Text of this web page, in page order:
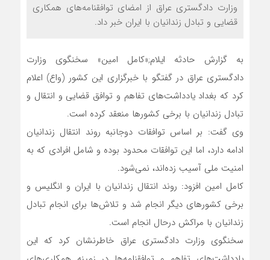
وزارت دادگستری عراق از امضای توافقنامه‌های همکاری
قضایی و تبادل زندانیان با ایران خبر داد.
به گزارش حادثه ایلام;«کامل امین» سخنگوی وزارت
دادگستری عراق در گفتگو با خبرگزاری این کشور (واع) اعلام
کرد که بغداد یادداشت‌های تفاهم و توافق قضایی و انتقال و
تبادل زندانیان با برخی کشور‌ها منعقد کرده است.
وی گفت: بر اساس توافقات دوجانبه روند انتقال زندانیان
ادامه دارد، اما این توافقات محدود بوده و شامل افرادی که به
امنیت ملی آسیب زده‌اند، نمی‌شود.
کامل امین افزود: روند انتقال زندانیان با ایران و انگلیس و
برخی کشور‌های دیگر انجام شد و تلاش‌ها برای انجام تبادل
زندانیان با مراکش درحال انجام است.
سخنگوی وزارت دادگستری عراق خاطرنشان کرد که این